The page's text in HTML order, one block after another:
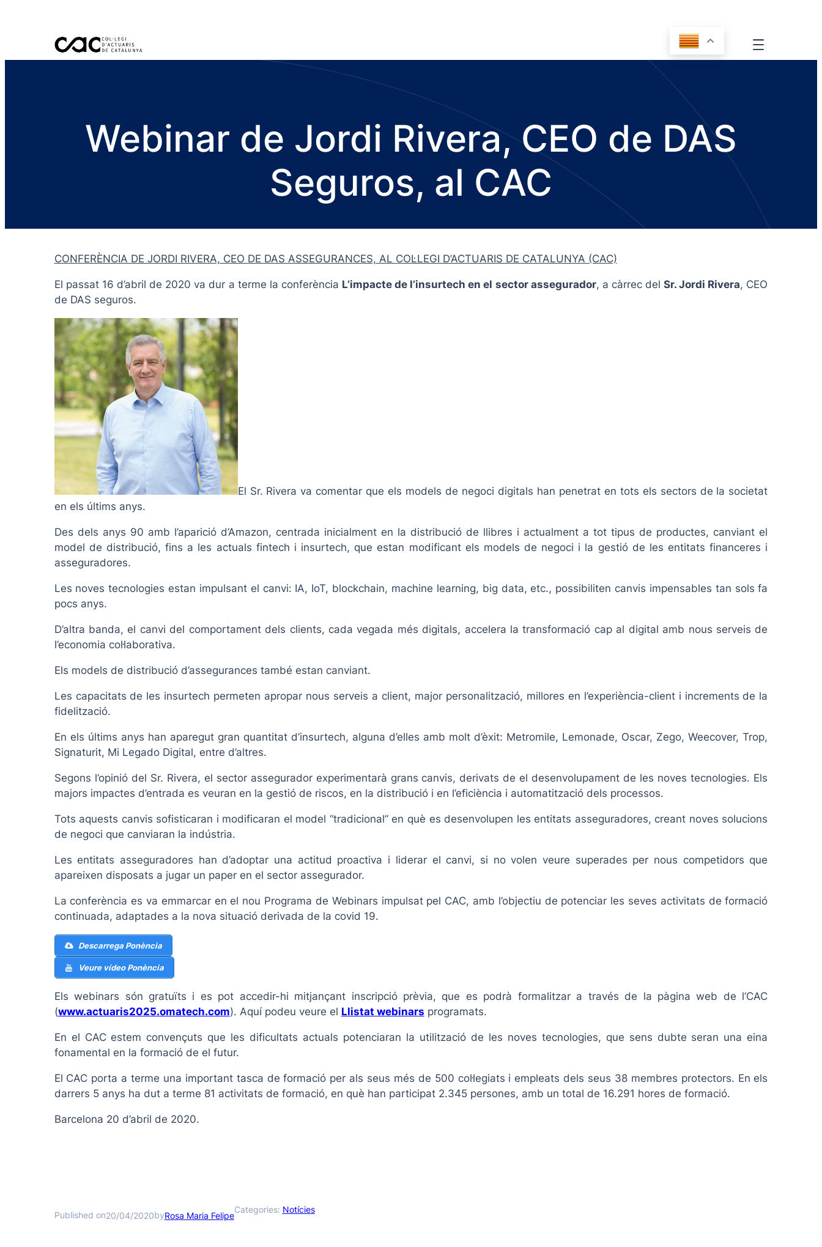
Webinar de Jordi Rivera, CEO de DAS
Seguros, al CAC
CONFERÈNCIA DE JORDI RIVERA, CEO DE DAS ASSEGURANCES, AL COL·LEGI D’ACTUARIS DE CATALUNYA (CAC)
El passat 16 d’abril de 2020 va dur a terme la conferència L’impacte de l’insurtech en el sector assegurador, a càrrec delSr. Jordi Rivera, CEO
de DAS seguros.
El Sr. Rivera va comentar que els models de negoci digitals han penetrat en tots els sectors de la societat
en els últims anys.
Des dels anys 90 amb l’aparició d’Amazon, centrada inicialment en la distribució de llibres i actualment a tot tipus de productes, canviant el
model de distribució, fins a les actuals fintech i insurtech, que estan modificant els models de negoci i la gestió de les entitats financeres i
asseguradores.
Les noves tecnologies estan impulsant el canvi: IA, IoT, blockchain, machine learning, big data, etc., possibiliten canvis impensables tan sols fa
pocs anys.
D’altra banda, el canvi del comportament dels clients, cada vegada més digitals, accelera la transformació cap al digital amb nous serveis de
l’economia col·laborativa.
Els models de distribució d’assegurances també estan canviant.
Les capacitats de les insurtech permeten apropar nous serveis a client, major personalització, millores en l’experiència-client i increments de la
fidelització.
En els últims anys han aparegut gran quantitat d’insurtech, alguna d’elles amb molt d’èxit: Metromile, Lemonade, Oscar, Zego, Weecover, Trop,
Signaturit, Mi Legado Digital, entre d’altres.
Segons l’opinió del Sr. Rivera, el sector assegurador experimentarà grans canvis, derivats de el desenvolupament de les noves tecnologies. Els
majors impactes d’entrada es veuran en la gestió de riscos, en la distribució i en l’eficiència i automatització dels processos.
Tots aquests canvis sofisticaran i modificaran el model “tradicional” en què es desenvolupen les entitats asseguradores, creant noves solucions
de negoci que canviaran la indústria.
Les entitats asseguradores han d’adoptar una actitud proactiva i liderar el canvi, si no volen veure superades per nous competidors que
apareixen disposats a jugar un paper en el sector assegurador.
La conferència es va emmarcar en el nou Programa de Webinars impulsat pel CAC, amb l’objectiu de potenciar les seves activitats de formació
continuada, adaptades a la nova situació derivada de la covid 19.
Descarrega Ponència
Veure vídeo Ponència
Els webinars són gratuïts i es pot accedir-hi mitjançant inscripció prèvia, que es podrà formalitzar a través de la pàgina web de l’CAC
(www.actuaris2025.omatech.com). Aquí podeu veure el Llistat webinars programats.
En el CAC estem convençuts que les dificultats actuals potenciaran la utilització de les noves tecnologies, que sens dubte seran una eina
fonamental en la formació de el futur.
El CAC porta a terme una important tasca de formació per als seus més de 500 col·legiats i empleats dels seus 38 membres protectors. En els
darrers 5 anys ha dut a terme 81 activitats de formació, en què han participat 2.345 persones, amb un total de 16.291 hores de formació.
Barcelona 20 d’abril de 2020.
Published on20/04/2020byRosa Maria Felipe
Categories: Notícies